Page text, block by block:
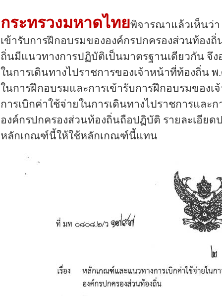
กระทรวงมหาดไทยพิจารณาแล้วเห็นว่า
เข้ารับการฝึกอบรมขององค์กรปกครองส่วนท้อง
ถิ่นมีแนวทางการปฏิบัติเป็นมาตรฐานเดียวกัน จึ
ในการเดินทางไปราชการของเจ้าหน้าที่ท้องถิ่น พ
ในการฝึกอบรมและการเข้ารับการฝึกอบรมของ
การเบิกค่าใช้จ่ายในการเดินทางไปราชการและ
องค์กรปกครองส่วนท้องถิ่นถือปฏิบัติ รายละเอีย
หลักเกณฑ์นี้ให้ใช้หลักเกณฑ์นี้แทน